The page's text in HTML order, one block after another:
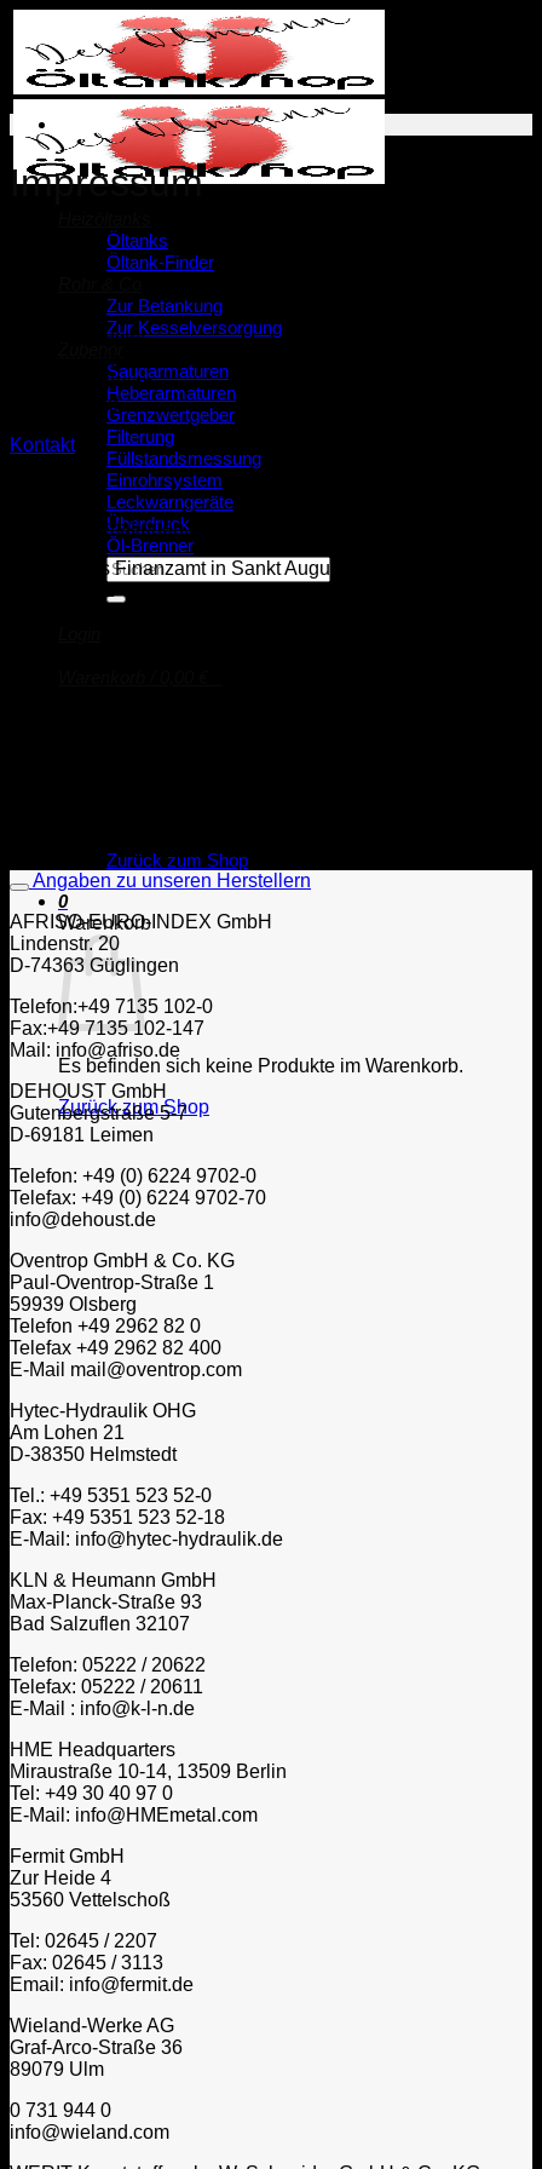
Inhalt
springen
Öltanks
Öltank-Finder
Zur Betankung
Zur Kesselversorgung
Saugarmaturen
Heberarmaturen
Grenzwertgeber
Filterung
Füllstandsmessung
Einrohrsystem
Leckwarngeräte
Überdruck
Öl-Brenner
Suche
nach:
Zurück zum Shop
0
Warenkorb
Es befinden sich keine Produkte im Warenkorb.
Zurück zum Shop
Impressum
Michell Veldstra
Germanenstraße 20
53332 Bornheim
Deutschland
Kontakt
Steuerinformationen:
Städtisches Finanzamt in Sankt Augustin
Angaben zu unseren Herstellern
AFRISO-EURO-INDEX GmbH
Lindenstr. 20
D-74363 Güglingen
Telefon:+49 7135 102-0
Fax:+49 7135 102-147
Mail: info@afriso.de
DEHOUST GmbH
Gutenbergstraße 5-7
D-69181 Leimen
Telefon: +49 (0) 6224 9702-0
Telefax: +49 (0) 6224 9702-70
info@dehoust.de
Oventrop GmbH & Co. KG
Paul-Oventrop-Straße 1
59939 Olsberg
Telefon +49 2962 82 0
Telefax +49 2962 82 400
E-Mail mail@oventrop.com
Hytec-Hydraulik OHG
Am Lohen 21
D-38350 Helmstedt
Tel.: +49 5351 523 52-0
Fax: +49 5351 523 52-18
E-Mail: info@hytec-hydraulik.de
KLN & Heumann GmbH
Max-Planck-Straße 93
Bad Salzuflen 32107
Telefon: 05222 / 20622
Telefax: 05222 / 20611
E-Mail : info@k-l-n.de
HME Headquarters
Miraustraße 10-14, 13509 Berlin
Tel: +49 30 40 97 0
E-Mail: info@HMEmetal.com
Fermit GmbH
Zur Heide 4
53560 Vettelschoß
Tel: 02645 / 2207
Fax: 02645 / 3113
Email: info@fermit.de
Wieland-Werke AG
Graf-Arco-Straße 36
89079 Ulm
0 731 944 0
info@wieland.com